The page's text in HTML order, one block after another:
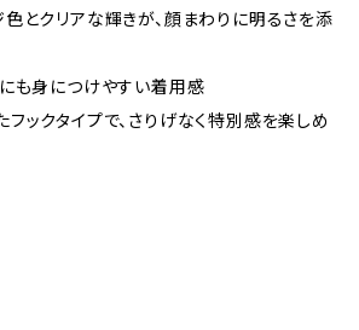
とクリアな輝きが、顔まわりに明るさを添
も身につけやすい着用感
ックタイプで、さりげなく特別感を楽しめ